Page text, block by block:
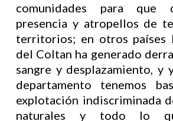
comunidades para que
presencia y atropellos de
territorios; en otros países
del Coltan ha generado
sangre y desplazamiento, y
departamento tenemos
explotación indiscriminada
naturales y todo lo